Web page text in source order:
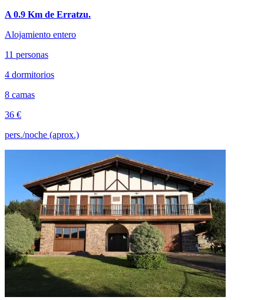
A 0.9 Km de Erratzu.
Alojamiento entero
11 personas
4 dormitorios
8 camas
36 €
pers./noche (aprox.)